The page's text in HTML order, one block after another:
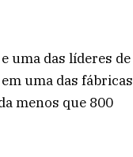
e uma das líderes de
uma das fábricas
menos que 800